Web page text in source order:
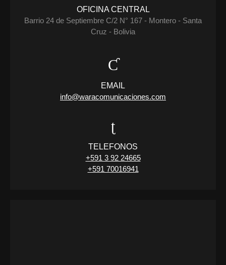
OFICINA CENTRAL
Barrio 24 de Septiembre C/2 N° 167 - Montero - Santa
Cruz - Bolivia
EMAIL
info@waracomunicaciones.com
TELEFONOS
+591 3 92 24665
+591 70016941